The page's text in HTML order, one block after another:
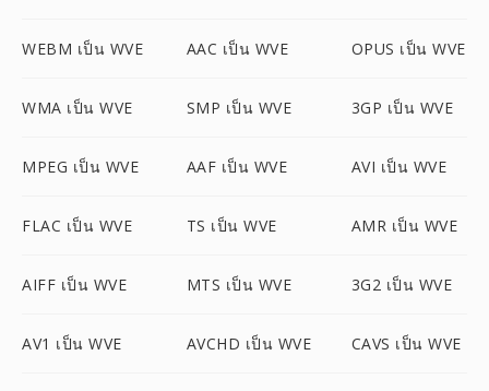
WEBM เป็น WVE AAC เป็น WVE OPUS เป็น WVE
WMA เป็น WVE SMP เป็น WVE 3GP เป็น WVE
MPEG เป็น WVE AAF เป็น WVE AVI เป็น WVE
FLAC เป็น WVE TS เป็น WVE AMR เป็น WVE
AIFF เป็น WVE MTS เป็น WVE 3G2 เป็น WVE
AV1 เป็น WVE AVCHD เป็น WVE CAVS เป็น WVE